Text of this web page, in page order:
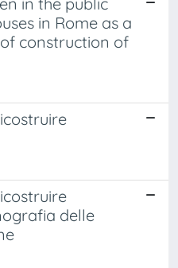
in Rome as a
construction of
delle